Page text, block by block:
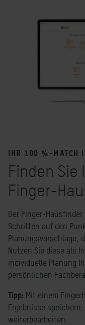
IHR 100 %-MATCH
Finden
Finger-
Der Finger-
Schritten auf den
Planungsvorschläge,
Nutzen Sie diese als
individuelle Planung
persönlichen
Tipp: Mit einem
Ergebnisse
weiterbearbeiten.